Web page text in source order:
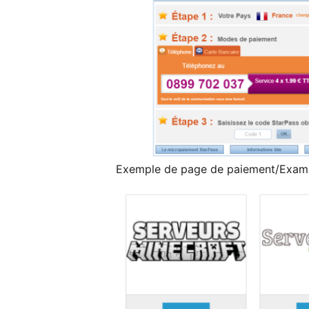
Exemple de page de paiement/